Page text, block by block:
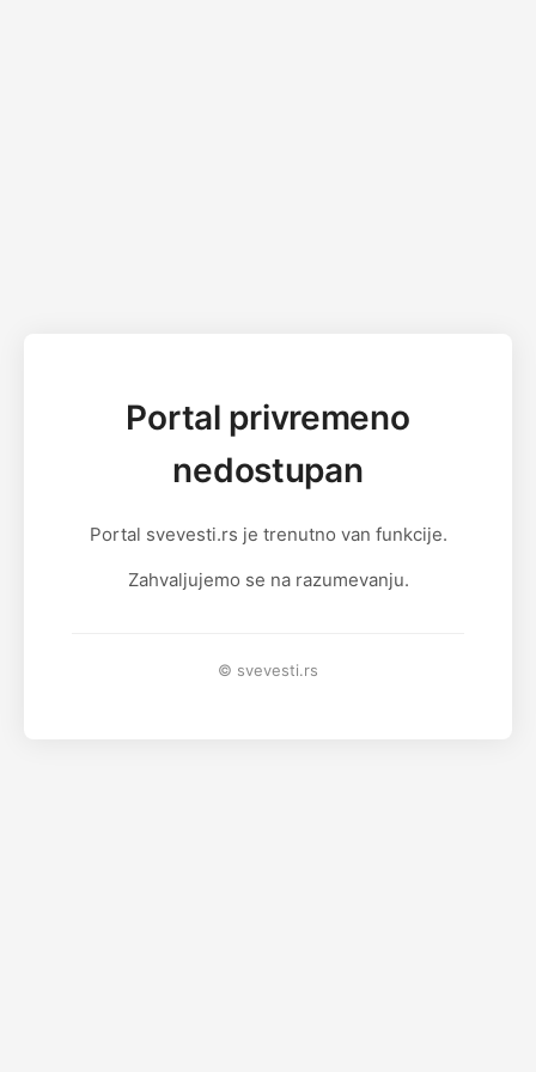
Portal privremeno
nedostupan
Portal svevesti.rs je trenutno van funkcije.
Zahvaljujemo se na razumevanju.
© svevesti.rs